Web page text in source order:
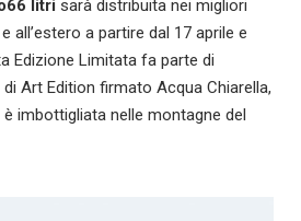
litri sarà distribuita nei migliori
all’estero a partire dal 17 aprile e
Edizione Limitata fa parte di
Art Edition firmato Acqua Chiarella,
imbottigliata nelle montagne del